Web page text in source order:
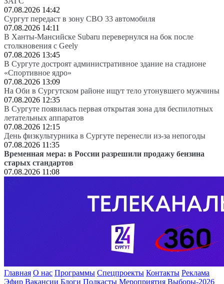
07.08.2026 14:42
Сургут передаст в зону СВО 33 автомобиля
07.08.2026 14:11
В Ханты-Мансийске Subaru перевернулся на бок после
столкновения с Geely
07.08.2026 13:45
В Сургуте достроят административное здание на стадионе
«Спортивное ядро»
07.08.2026 13:09
На Оби в Сургутском районе ищут тело утонувшего мужчины
07.08.2026 12:35
В Сургуте появилась первая открытая зона для беспилотных
летательных аппаратов
07.08.2026 12:15
День физкультурника в Сургуте перенесли из-за непогоды
07.08.2026 11:35
Временная мера: в России разрешили продажу бензина
старых стандартов
07.08.2026 11:08
Главная О нас Программы Спецпроекты Контакты Реклама
Эфир Вакансии Блоги Подкасты Мероприятия Выборы-2026